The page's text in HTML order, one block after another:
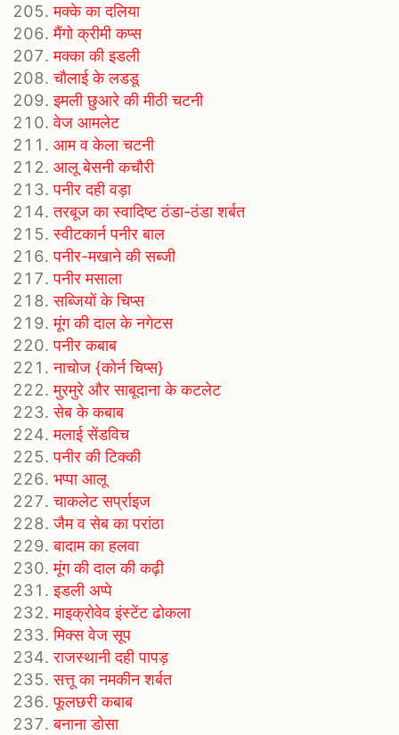
मक्‍के का दलिया
मैंगो क्रीमी कप्स
मक्का की इडली
चौलाई के लडडू
इमली छुआरे की मीठी चटनी
वेज आमलेट
आम व केला चटनी
आलू बेसनी कचौरी
पनीर दही वड़ा
तरबूज का स्वादिष्ट ठंडा-ठंडा शर्बत
स्वीटकार्न पनीर बाल
पनीर-मखाने की सब्जी
पनीर मसाला
सब्जियों के चिप्स
मूंग की दाल के नगेटस
पनीर कबाब
नाचोज {कोर्न चिप्स}
मुरमुरे और साबूदाना के कटलेट
सेब के कबाब
मलाई सेंडविच
पनीर की टिक्की
भप्पा आलू
चाकलेट सर्प्राइज
जैम व सेब का परांठा
बादाम का हलवा
मूंग की दाल की कढ़ी
इडली अप्पे
माइक्रोवेव इंस्टेंट ढोकला
मिक्स वेज सूप
राजस्थानी दही पापड़
सत्तू का नमकीन शर्बत
फूलछरी कबाब
बनाना डोसा